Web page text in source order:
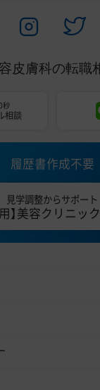
皮膚科の転職
秒
相談
履歴書作成不要
見学調整からサポート
】美容クリニッ